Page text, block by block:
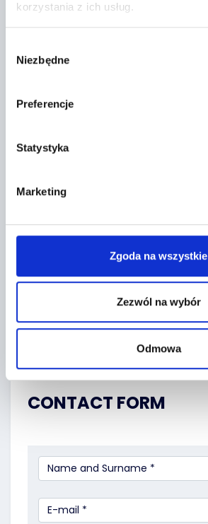
korzystania z ich usług.
zgody
Niezbędne
Preferencje
Statystyka
Marketing
Zgoda na wszystkie
Zezwól na wybór
Odmowa
Localization:
Tarczyn,
Leaflet|©
CONTACT FORM